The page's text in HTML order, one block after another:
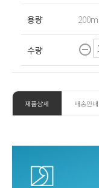
용량 200ml
수량 remove_circle_outline
제품상세 배송안내